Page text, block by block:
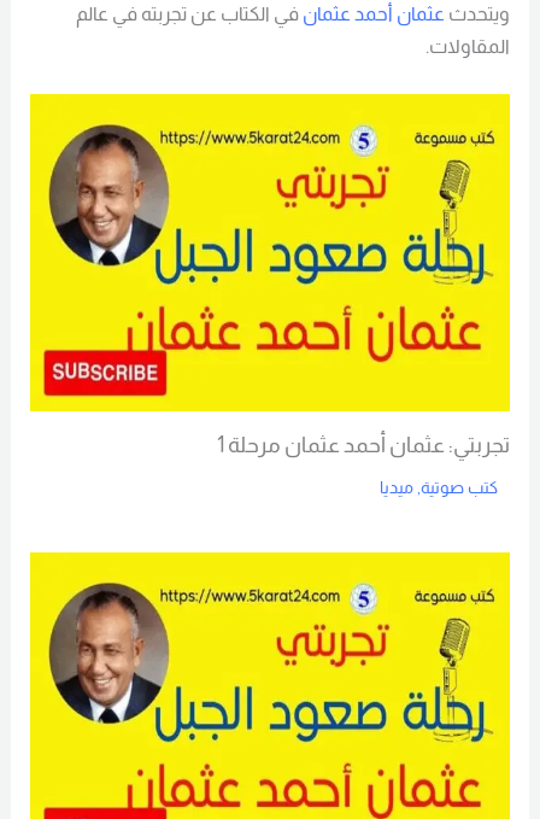
ويتحدث عثمان أحمد عثمانفي الكتاب عن تجربته في عالم
المقاولات.
تجربتي: عثمان أحمد عثمان مرحلة 1
كتب صوتية, ميديا